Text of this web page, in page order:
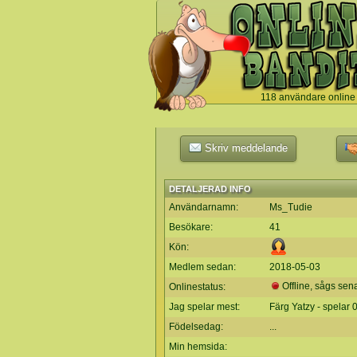
118 användare online
`
Skriv meddelande
DETALJERAD INFO
Användarnamn:
Ms_Tudie
Besökare:
41
Kön:
Medlem sedan:
2018-05-03
Onlinestatus:
Offline, sågs
Jag spelar mest:
Färg Yatzy - spelar
Födelsedag:
...
Min hemsida: